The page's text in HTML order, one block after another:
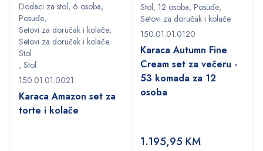
Dodaci za stol, 6 osoba,
Posuđe,
Setovi za doručak i kolače,
Setovi za doručak i kolače.
Stol
, Stol
150.01.01.0021
Karaca Amazon set za
torte i kolače
Stol, 12 osoba, Posuđe,
Setovi za doručak i kolače
150.01.01.0120
Karaca Autumn Fine
Cream set za večeru -
53 komada za 12
osoba
1.195,95 KM